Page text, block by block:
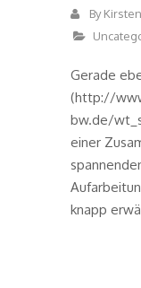
By
Gerade
(http://
bw.de/
einer
knapp